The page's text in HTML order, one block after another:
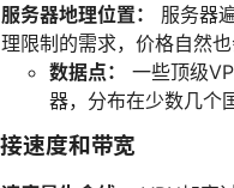
服务器地理位置：
服务器
理限制的需求，价格自然也
数据点：
一些顶级
器，分布在少数几个
速度和带宽